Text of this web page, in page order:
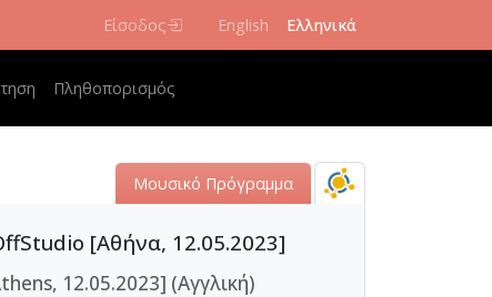
Είσοδος English Ελληνικά
Πληθοπορισμός
Μουσικό Πρόγραμμα
[Αθήνα, 12.05.2023]
12.05.2023] (Αγγλική)